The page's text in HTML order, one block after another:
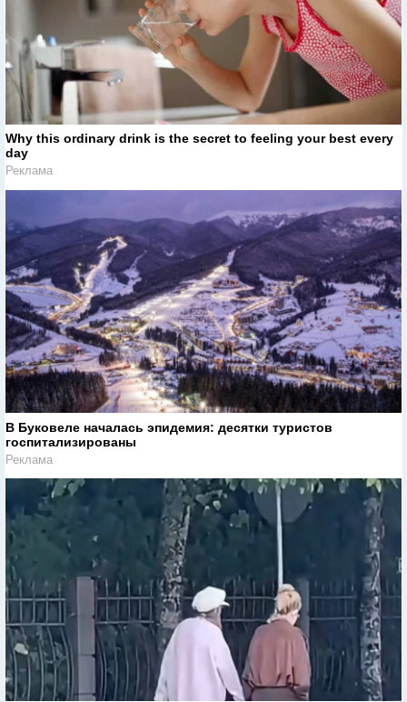
Why this ordinary drink is the secret to feeling your best every
day
Реклама
В Буковеле началась эпидемия: десятки туристов
госпитализированы
Реклама